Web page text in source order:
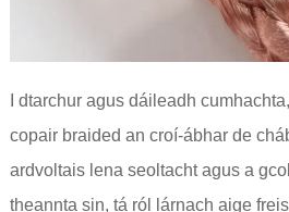
I dtarchur agus dáileadh
copair braided an croí-ábhar de
ardvoltais lena seoltacht agus a
theannta sin, tá ról lárnach aige